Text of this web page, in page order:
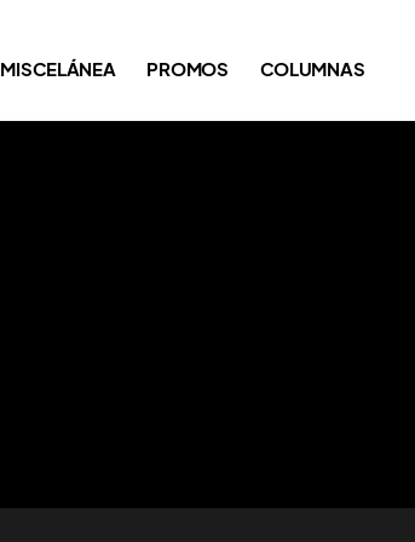
MISCELÁNEA PROMOS COLUMNAS